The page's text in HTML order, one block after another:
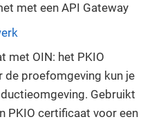
met een API Gateway
met OIN: het PKIO
proefomgeving kun je
Gebruikt
PKIO certificaat voor een